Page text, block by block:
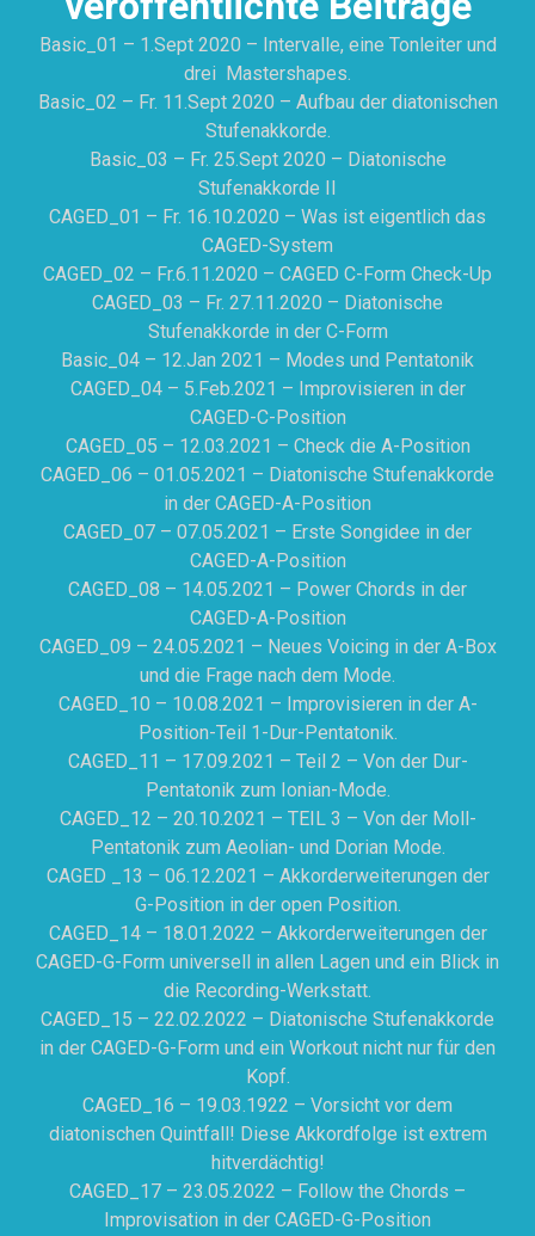
Basic_01 – 1.Sept 2020 – Intervalle, eine Tonleiter und
drei Mastershapes.
Basic_02 – Fr. 11.Sept 2020 – Aufbau der diatonischen
Stufenakkorde.
Basic_03 – Fr. 25.Sept 2020 – Diatonische
Stufenakkorde II
CAGED_01 – Fr. 16.10.2020 – Was ist eigentlich das
CAGED-System
CAGED_02 – Fr.6.11.2020 – CAGED C-Form Check-Up
CAGED_03 – Fr. 27.11.2020 – Diatonische
Stufenakkorde in der C-Form
Basic_04 – 12.Jan 2021 – Modes und Pentatonik
CAGED_04 – 5.Feb.2021 – Improvisieren in der
CAGED-C-Position
CAGED_05 – 12.03.2021 – Check die A-Position
CAGED_06 – 01.05.2021 – Diatonische Stufenakkorde
in der CAGED-A-Position
CAGED_07 – 07.05.2021 – Erste Songidee in der
CAGED-A-Position
CAGED_08 – 14.05.2021 – Power Chords in der
CAGED-A-Position
CAGED_09 – 24.05.2021 – Neues Voicing in der A-Box
und die Frage nach dem Mode.
CAGED_10 – 10.08.2021 – Improvisieren in der A-
Position-Teil 1-Dur-Pentatonik.
CAGED_11 – 17.09.2021 – Teil 2 – Von der Dur-
Pentatonik zum Ionian-Mode.
CAGED_12 – 20.10.2021 – TEIL 3 – Von der Moll-
Pentatonik zum Aeolian- und Dorian Mode.
CAGED _13 – 06.12.2021 – Akkorderweiterungen der
G-Position in der open Position.
CAGED_14 – 18.01.2022 – Akkorderweiterungen der
CAGED-G-Form universell in allen Lagen und ein Blick in
die Recording-Werkstatt.
CAGED_15 – 22.02.2022 – Diatonische Stufenakkorde
in der CAGED-G-Form und ein Workout nicht nur für den
Kopf.
CAGED_16 – 19.03.1922 – Vorsicht vor dem
diatonischen Quintfall! Diese Akkordfolge ist extrem
hitverdächtig!
CAGED_17 – 23.05.2022 – Follow the Chords –
Improvisation in der CAGED-G-Position